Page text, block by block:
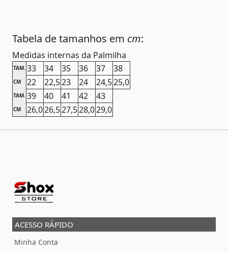
Tabela de tamanhos em cm:
Medidas internas da Palmilha
TAM. 33 34 35 36 37 38
CM 22 22,523 24 24,525,0
TAM. 39 40 41 42 43
CM 26,026,527,528,029,0
ACESSO RÁPIDO
Minha Conta